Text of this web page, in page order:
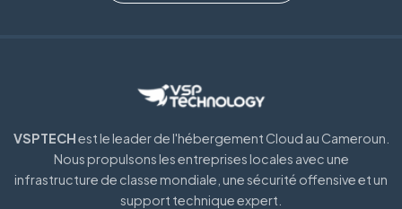
VSPTECHest le leader de l'hébergement Cloud au Cameroun.
Nous propulsons les entreprises locales avec une
infrastructure de classe mondiale, une sécurité offensive et un
support technique expert.